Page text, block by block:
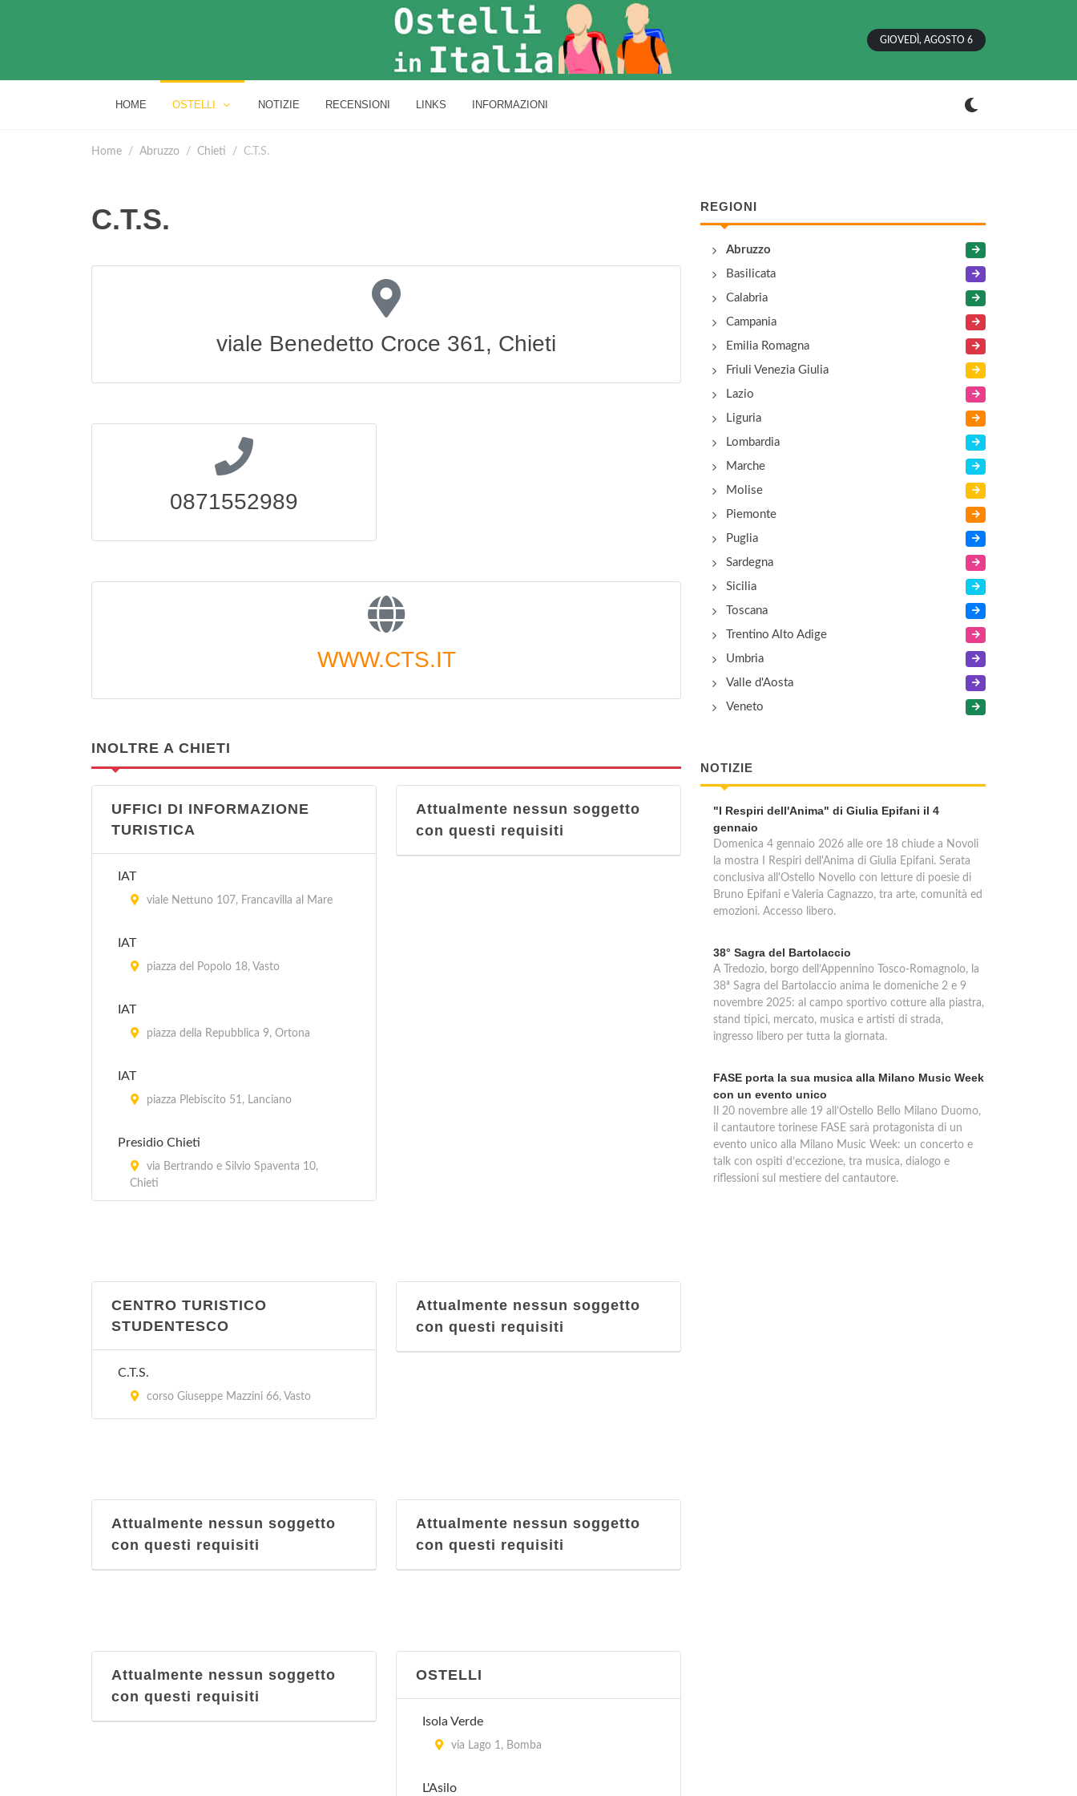
GIOVEDÌ, AGOSTO 6
HOME OSTELLI NOTIZIE RECENSIONI LINKS INFORMAZIONI
Home Abruzzo Chieti C.T.S.
C.T.S.
viale Benedetto Croce 361, Chieti
0871552989
WWW.CTS.IT
INOLTRE A CHIETI
UFFICI DI INFORMAZIONE
TURISTICA
IAT
viale Nettuno 107, Francavilla al Mare
IAT
piazza del Popolo 18, Vasto
IAT
piazza della Repubblica 9, Ortona
IAT
piazza Plebiscito 51, Lanciano
Presidio Chieti
via Bertrando e Silvio Spaventa 10,
Chieti
Attualmente nessun soggetto
con questi requisiti
CENTRO TURISTICO
STUDENTESCO
C.T.S.
corso Giuseppe Mazzini 66, Vasto
Attualmente nessun soggetto
con questi requisiti
Attualmente nessun soggetto
con questi requisiti
Attualmente nessun soggetto
con questi requisiti
Attualmente nessun soggetto
con questi requisiti
OSTELLI
Isola Verde
via Lago 1, Bomba
L'Asilo
REGIONI
Abruzzo
Basilicata
Calabria
Campania
Emilia Romagna
Friuli Venezia Giulia
Lazio
Liguria
Lombardia
Marche
Molise
Piemonte
Puglia
Sardegna
Sicilia
Toscana
Trentino Alto Adige
Umbria
Valle d'Aosta
Veneto
NOTIZIE
"I Respiri dell'Anima" di Giulia Epifani il 4
gennaio
Domenica 4 gennaio 2026 alle ore 18 chiude a Novoli
la mostra I Respiri dell'Anima di Giulia Epifani. Serata
conclusiva all'Ostello Novello con letture di poesie di
Bruno Epifani e Valeria Cagnazzo, tra arte, comunità ed
emozioni. Accesso libero.
38° Sagra del Bartolaccio
A Tredozio, borgo dell’Appennino Tosco-Romagnolo, la
38ª Sagra del Bartolaccio anima le domeniche 2 e 9
novembre 2025: al campo sportivo cotture alla piastra,
stand tipici, mercato, musica e artisti di strada,
ingresso libero per tutta la giornata.
FASE porta la sua musica alla Milano Music Week
con un evento unico
Il 20 novembre alle 19 all’Ostello Bello Milano Duomo,
il cantautore torinese FASE sarà protagonista di un
evento unico alla Milano Music Week: un concerto e
talk con ospiti d’eccezione, tra musica, dialogo e
riflessioni sul mestiere del cantautore.